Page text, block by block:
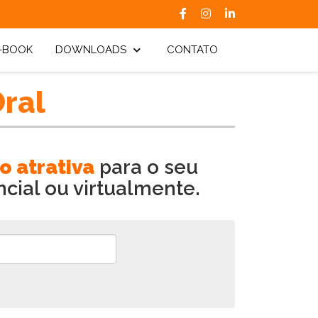
DOWNLOADS CONTATO
atrativa para o seu
ou virtualmente.